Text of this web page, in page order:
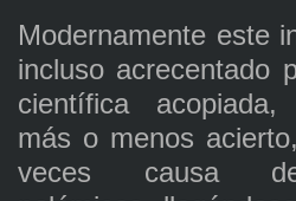
Modernamente este
incluso acrecentado
científica
más o menos
veces causa de